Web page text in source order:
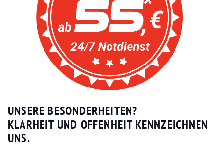
UNSERE BESONDERHEITEN?
KLARHEIT UND OFFENHEIT KENNZEICHNEN
UNS.